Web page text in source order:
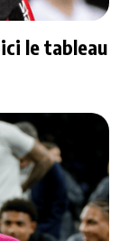
le tableau